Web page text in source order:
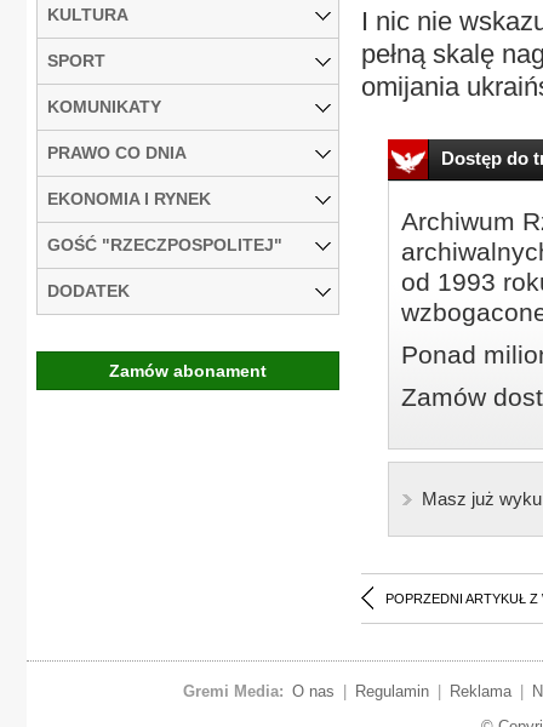
I nic nie
pełną skalę
omijania
Dostęp do
Archiwum
od 1993
Ponad
Zamów
Masz już
POPRZEDNI ARTYKUŁ Z
KULTURA
SPORT
KOMUNIKATY
PRAWO CO DNIA
EKONOMIA I RYNEK
GOŚĆ "RZECZPOSPOLITEJ"
DODATEK
Zamów abonament
Gremi Media: O nas Regulamin Reklama